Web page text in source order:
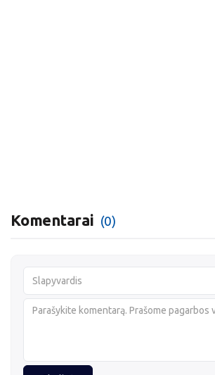
Komentarai (0)